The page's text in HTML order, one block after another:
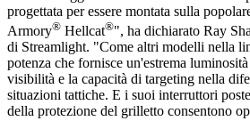
progettata per essere montata sulla
Armory® Hellcat®", ha dichiarato Ray
di Streamlight. "Come altri modelli nella
potenza che fornisce un'estrema
visibilità e la capacità di targeting nella
situazioni tattiche. E i suoi interruttori
della protezione del grilletto consentono